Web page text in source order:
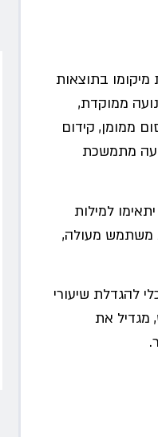
בתוצאות
ממוקדת,
ממומן, קידום
מתמשכת
למילות
משתמש מעולה,
להגדלת שיעורי
מגדיל את